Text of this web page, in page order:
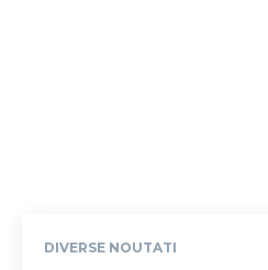
DIVERSE NOUTATI